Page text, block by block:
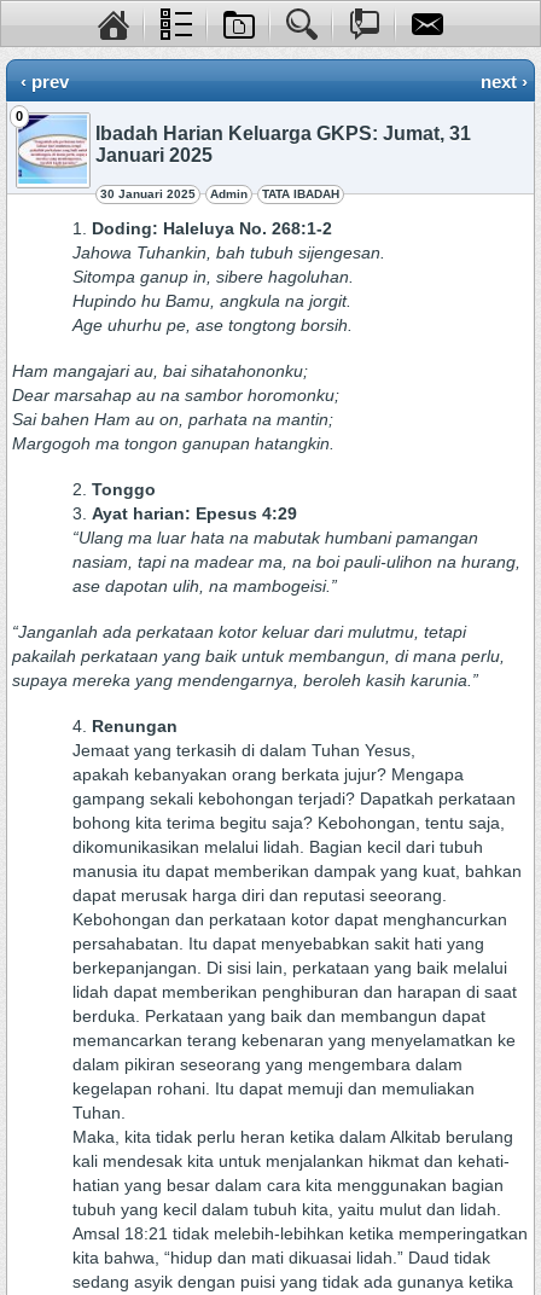
‹ prev next ›
0
Ibadah Harian Keluarga GKPS: Jumat, 31
Januari 2025
30 Januari 2025 Admin TATA IBADAH
Doding: Haleluya No. 268:1-2
Jahowa Tuhankin, bah tubuh sijengesan.
Sitompa ganup in, sibere hagoluhan.
Hupindo hu Bamu, angkula na jorgit.
Age uhurhu pe, ase tongtong borsih.
Ham mangajari au, bai sihatahononku;
Dear marsahap au na sambor horomonku;
Sai bahen Ham au on, parhata na mantin;
Margogoh ma tongon ganupan hatangkin.
Tonggo
Ayat harian: Epesus 4:29
“Ulang ma luar hata na mabutak humbani pamangan
nasiam, tapi na madear ma, na boi pauli-ulihon na hurang,
ase dapotan ulih, na mambogeisi.”
“Janganlah ada perkataan kotor keluar dari mulutmu, tetapi
pakailah perkataan yang baik untuk membangun, di mana perlu,
supaya mereka yang mendengarnya, beroleh kasih karunia.”
Renungan
Jemaat yang terkasih di dalam Tuhan Yesus,
apakah kebanyakan orang berkata jujur? Mengapa
gampang sekali kebohongan terjadi? Dapatkah perkataan
bohong kita terima begitu saja? Kebohongan, tentu saja,
dikomunikasikan melalui lidah. Bagian kecil dari tubuh
manusia itu dapat memberikan dampak yang kuat, bahkan
dapat merusak harga diri dan reputasi seeorang.
Kebohongan dan perkataan kotor dapat menghancurkan
persahabatan. Itu dapat menyebabkan sakit hati yang
berkepanjangan. Di sisi lain, perkataan yang baik melalui
lidah dapat memberikan penghiburan dan harapan di saat
berduka. Perkataan yang baik dan membangun dapat
memancarkan terang kebenaran yang menyelamatkan ke
dalam pikiran seseorang yang mengembara dalam
kegelapan rohani. Itu dapat memuji dan memuliakan
Tuhan.
Maka, kita tidak perlu heran ketika dalam Alkitab berulang
kali mendesak kita untuk menjalankan hikmat dan kehati-
hatian yang besar dalam cara kita menggunakan bagian
tubuh yang kecil dalam tubuh kita, yaitu mulut dan lidah.
Amsal 18:21 tidak melebih-lebihkan ketika memperingatkan
kita bahwa, “hidup dan mati dikuasai lidah.” Daud tidak
sedang asyik dengan puisi yang tidak ada gunanya ketika